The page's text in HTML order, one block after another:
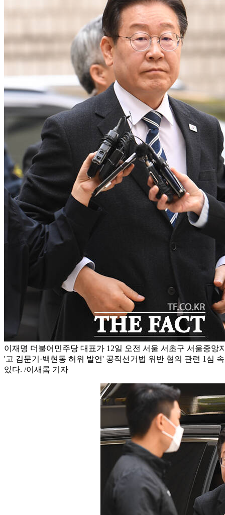
이재명 더불어민주당 대표가 12일 오전 서울 서초구 서울중앙
'고 김문기·백현동 허위 발언' 공직선거법 위반 혐의 관련 1심
있다. /이새롬 기자